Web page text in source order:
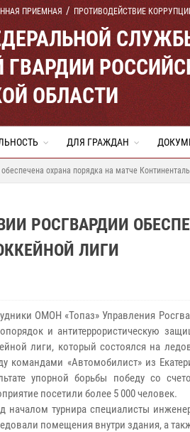
ПРИЕМНАЯ ПРОТИВОДЕЙСТВИЕ
ОБЛАСТИ
ДЛЯ ГРАЖДАН
охрана порядка на матче
РОСГВАРДИИ
ЛИГИ
ОМОН «Топаз» Управления
и антитеррористическую
лиги, который состоялся на
командами «Автомобилист» из
упорной борьбы победу со
посетили более 5 000 человек.
началом турнира специалисты
помещения внутри здания, а